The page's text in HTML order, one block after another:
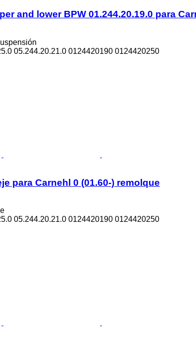
and lower BPW 01.244.20.19.0 para
05.244.20.21.0 0124420190 0124420250
para Carnehl 0 (01.60-) remolque
05.244.20.21.0 0124420190 0124420250